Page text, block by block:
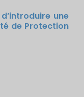
une
de Protection